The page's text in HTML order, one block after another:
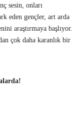
sesin, onları
eden gençler, art arda
araştırmaya başlıyor.
çok daha karanlık bir